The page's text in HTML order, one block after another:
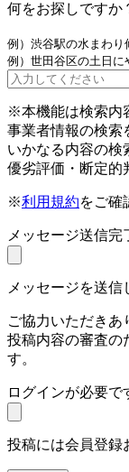
何をお探しですか
例）渋谷駅の水まわり
例）世田谷区の土日に
※本機能は検索内
事業者情報の検索
いかなる内容の検
優劣評価・断定的
※利用規約をご確
メッセージ送信完
メッセージを送信
ご協力いただきあ
投稿内容の審査の
す。
ログインが必要で
投稿には会員登録